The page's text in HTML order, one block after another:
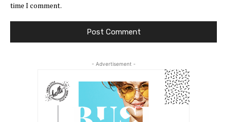
time I comment.
- Advertisement -